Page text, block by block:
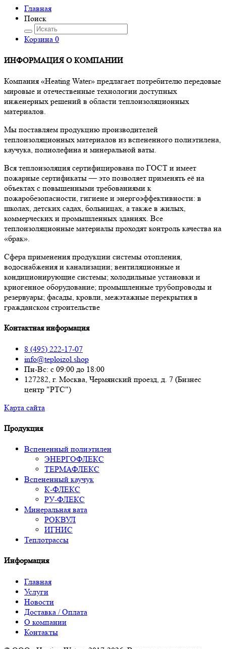
Главная
Поиск
Корзина 0
ИНФОРМАЦИЯ О КОМПАНИИ
Компания «Heating Water» предлагает потребителю передовые
мировые и отечественные технологии доступных
инженерных решений в области теплоизоляционных
материалов.
Мы поставляем продукцию производителей
теплоизоляционных материалов из вспененного полиэтилена,
каучука, полиолефина и минеральной ваты.
Вся теплоизоляция сертифицирована по ГОСТ и имеет
пожарные сертификаты — это позволяет применять её на
объектах с повышенными требованиями к
пожаробезопасности, гигиене и энергоэффективности: в
школах, детских садах, больницах, а также в жилых,
коммерческих и промышленных зданиях. Все
теплоизоляционные материалы проходят контроль качества на
«брак».
Сфера применения продукции системы отопления,
водоснабжения и канализации; вентиляционные и
кондиционирующие системы; холодильные установки и
криогенное оборудование; промышленные трубопроводы и
резервуары; фасады, кровли, межэтажные перекрытия в
гражданском строительстве
Контактная информация
8 (495) 222-17-07
info@teploizol.shop
Пн-Вс: с 09:00 до 18:00
127282, г. Москва, Чермянский проезд, д. 7 (Бизнес
центр "РТС")
Карта сайта
Продукция
Вспененный полиэтилен
ЭНЕРГОФЛЕКС
ТЕРМАФЛЕКС
Вспененный каучук
К-ФЛЕКС
РУ-ФЛЕКС
Минеральная вата
РОКВУЛ
ИГНИС
Теплотрассы
Информация
Главная
Услуги
Новости
Доставка / Оплата
О компании
Контакты